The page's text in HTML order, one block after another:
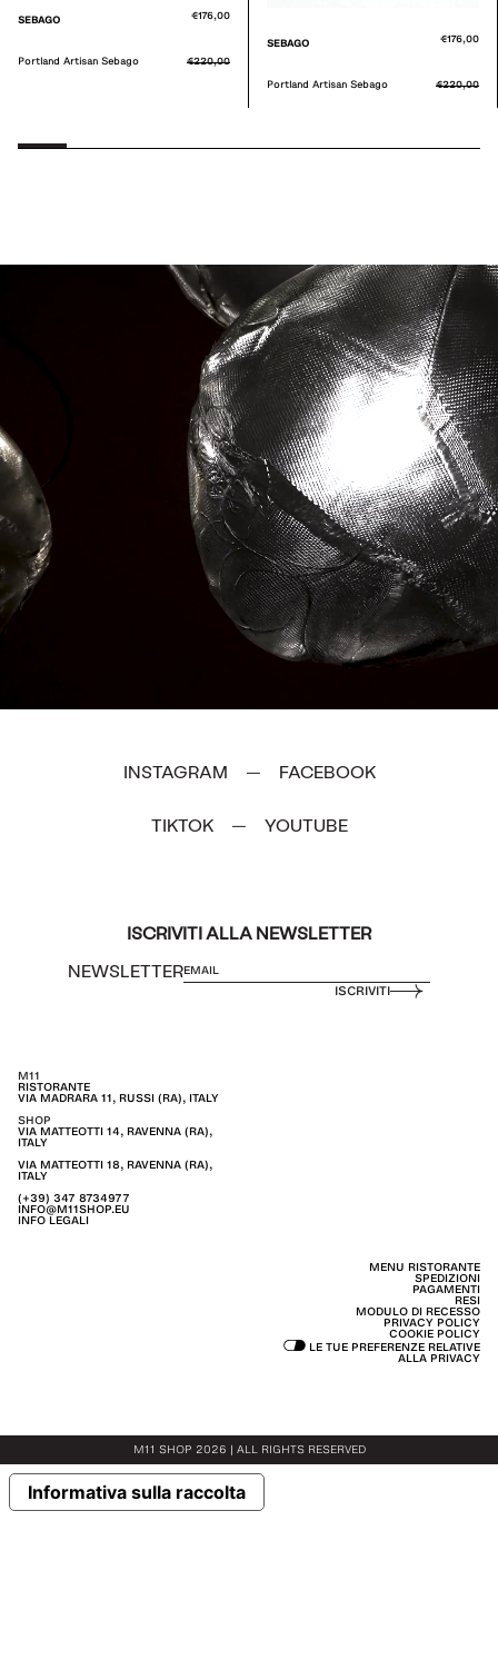
SEBAGO €176,00
Portland Artisan Sebago €220,00
SEBAGO €176,00
Portland Artisan Sebago €220,00
INSTAGRAM — FACEBOOK
TIKTOK — YOUTUBE
ISCRIVITI ALLA NEWSLETTER
NEWSLETTER
ISCRIVITI
M11
RISTORANTE
VIA MADRARA 11, RUSSI (RA), ITALY
SHOP
VIA MATTEOTTI 14, RAVENNA (RA),
ITALY
VIA MATTEOTTI 18, RAVENNA (RA),
ITALY
(+39) 347 8734977
INFO@M11SHOP.EU
INFO LEGALI
MENU RISTORANTE
SPEDIZIONI
PAGAMENTI
RESI
MODULO DI RECESSO
PRIVACY POLICY
COOKIE POLICY
LE TUE PREFERENZE RELATIVE
ALLA PRIVACY
M11 SHOP 2026 | ALL RIGHTS RESERVED
Informativa sulla raccolta